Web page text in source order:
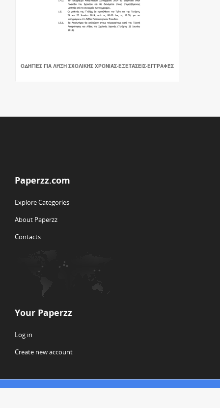
ΟΔΗΓΊΕΣ ΓΙΑ ΛΉΞΗ ΣΧΟΛΙΚΉΣ ΧΡΟΝΙΆΣ-ΕΞΕΤΆΣΕΙΣ-ΕΓΓΡΑΦΈΣ
Paperzz.com
Explore Categories
About Paperzz
Contacts
Your Paperzz
Log in
Create new account